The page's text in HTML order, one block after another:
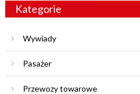
Kategorie
Wywiady
Pasażer
Przewozy towarowe